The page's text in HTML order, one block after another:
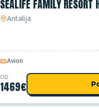
SEALIFE FAMILY RESORT
Antalija
Avion
OD
1469€